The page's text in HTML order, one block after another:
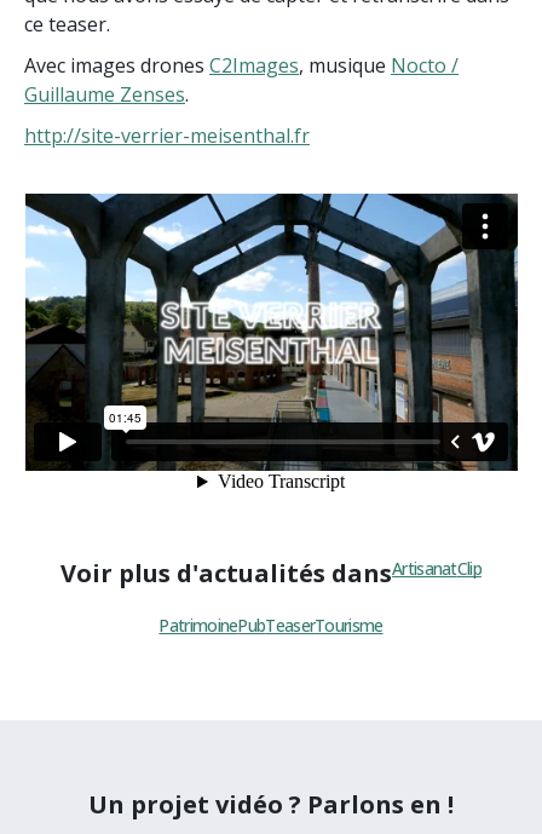
ce teaser.
Avec images drones C2Images, musique Nocto /
Guillaume Zenses.
http://site-verrier-meisenthal.fr
Voir plus d'actualités dansArtisanatClip
PatrimoinePubTeaserTourisme
Un projet vidéo ? Parlons en !